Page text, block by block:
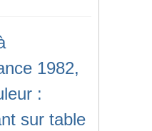
1982,
:
sur table